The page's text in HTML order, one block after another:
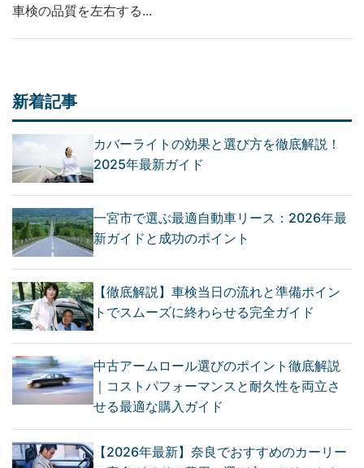
車検の品質を左右する...
新着記事
カバーライトの効果と選び方を徹底解説！
2025年最新ガイド
一宮市で選ぶ最適自動車リース：2026年最
新ガイドと成功のポイント
【徹底解説】車検当日の流れと準備ポイン
トでスムーズに終わらせる完全ガイド
中古アームロール選びのポイント徹底解説
｜コストパフォーマンスと耐久性を両立さ
せる最適な購入ガイド
【2026年最新】奈良でおすすめのカーリー